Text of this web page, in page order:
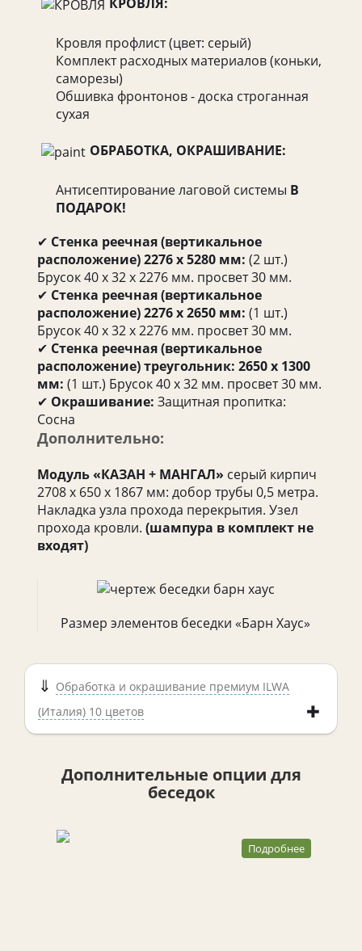
КРОВЛЯ:
Кровля профлист (цвет: серый)
Комплект расходных материалов (коньки,
саморезы)
Обшивка фронтонов - доска строганная
сухая
ОБРАБОТКА, ОКРАШИВАНИЕ:
Антисептирование лаговой системы В
ПОДАРОК!
✔ Стенка реечная (вертикальное
расположение) 2276 х 5280 мм: (2 шт.)
Брусок 40 х 32 х 2276 мм. просвет 30 мм.
✔ Стенка реечная (вертикальное
расположение) 2276 х 2650 мм: (1 шт.)
Брусок 40 х 32 х 2276 мм. просвет 30 мм.
✔ Стенка реечная (вертикальное
расположение) треугольник: 2650 х 1300
мм: (1 шт.) Брусок 40 х 32 мм. просвет 30 мм.
✔ Окрашивание: Защитная пропитка:
Сосна
Дополнительно:
Модуль «КАЗАН + МАНГАЛ» серый кирпич
2708 x 650 x 1867 мм: добор трубы 0,5 метра.
Накладка узла прохода перекрытия. Узел
прохода кровли. (шампура в комплект не
входят)
Размер элементов беседки «Барн Хаус»
Обработка и окрашивание премиум ILWA
(Италия) 10 цветов
Дополнительные опции для
беседок
Подробнее